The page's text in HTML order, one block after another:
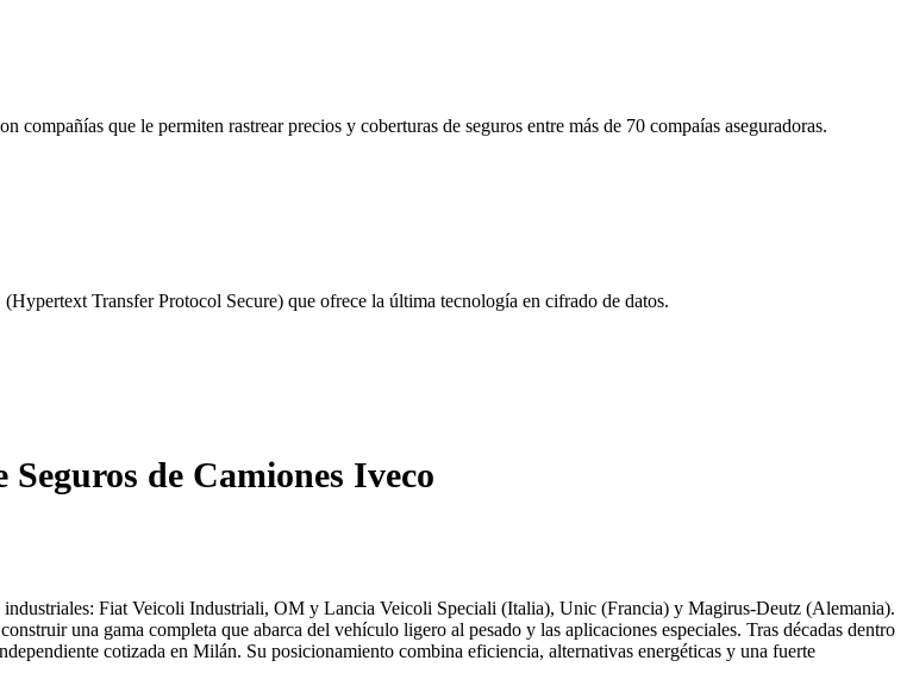
que le permiten rastrear precios y coberturas de seguros entre más de 70 compaías aseguradoras.
Transfer Protocol Secure) que ofrece la última tecnología en cifrado de datos.
Seguros de Camiones Iveco
industriales: Fiat Veicoli Industriali, OM y Lancia Veicoli Speciali (Italia), Unic (Francia) y Magirus-Deutz (Alemania).
una gama completa que abarca del vehículo ligero al pesado y las aplicaciones especiales. Tras décadas dentro
cotizada en Milán. Su posicionamiento combina eficiencia, alternativas energéticas y una fuerte